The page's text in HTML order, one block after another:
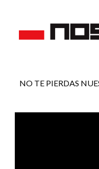
NO TE PIERDAS